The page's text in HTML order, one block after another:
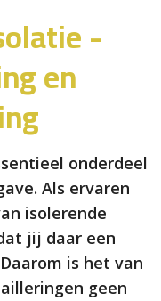
-
en
onderdeel
Als ervaren
isolerende
jij daar een
is het van
geen